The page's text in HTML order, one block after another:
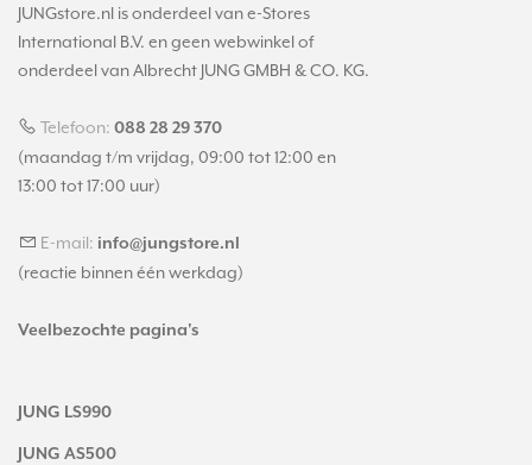
JUNGstore.nl is onderdeel van e-Stores
International B.V. en geen webwinkel of
onderdeel van Albrecht JUNG GMBH & CO. KG.
Telefoon: 088 28 29 370
(maandag t/m vrijdag, 09:00 tot 12:00 en
13:00 tot 17:00 uur)
E-mail: info@jungstore.nl
(reactie binnen één werkdag)
Veelbezochte pagina's
JUNG LS990
JUNG AS500